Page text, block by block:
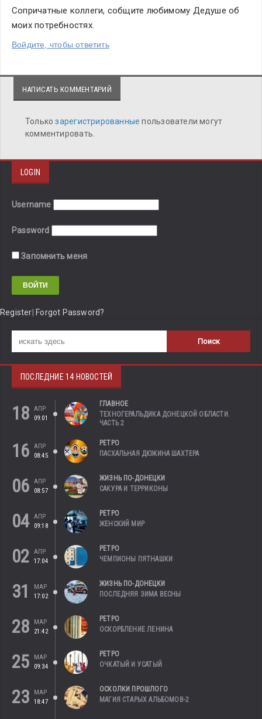
Сопричатные коллеги, собщите любимому Дедуше об
моих потребностях.
Войдите, чтобы ответить
НАПИСАТЬ КОММЕНТАРИЙ
Толькозарегистрированныепользователи могут
комментировать.
LOGIN
Username
Password
Запомнить меня
Register Forgot Password?
ПОСЛЕДНИЕ 14 НОВОСТЕЙ
18
АПР
09:01
ГЛАВНОЕ
ТЕХНОГЕРАЛЬДИКА ДОНЕЦКОЙ ОБЛАСТИ.
ЧАСТЬ 2
16
АПР
08:45
РЕТРО
ПАСХАЛЬНАЯ ДЮЖИНА ШАХТЕРА
06
АПР
08:57
ЖИЗНЬ ПО-ДОНЕЦКИ
САКУРА И ТЕРРИКОНЫ
04 АПР
09:18
РЕТРО
ЖЕНСКИЙ МИР
02
АПР
17:04
РЕТРО
ЧЕМПИОНЫ ПЯТНАШКИ
31
МАР
17:02
ЖИЗНЬ ПО-ДОНЕЦКИ
ПОСЛЕДНЯЯ ЗИМА ВЕСНЫ
28
МАР
21:42
РЕТРО
ОСКОРБЛЕНИЕ ЛЕНИНА
25
МАР
09:34
РЕТРО
ОЧКАТЫЙ И УСАТЫЙ
23
МАР
18:47
ОСКОЛКИ ПРОШЛОГО
МАГИЯ СТАРЫХ АЛЬБОМОВ-2